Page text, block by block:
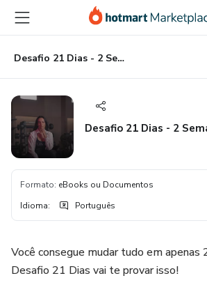
para
conteúdo
principal
para
pagamento
para
rodapé
Desafio 21 Dias - 2 Semana
Desafio 21 Dias - 2
Formato: eBooks ou Documentos
Idioma: Português
Você consegue mudar tudo em
Desafio 21 Dias vai te provar isso!